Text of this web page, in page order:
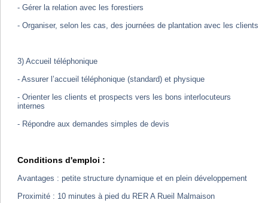
- Gérer la relation avec les forestiers
- Organiser, selon les cas, des journées de plantation avec les clients
3) Accueil téléphonique
- Assurer l’accueil téléphonique (standard) et physique
- Orienter les clients et prospects vers les bons interlocuteurs
internes
- Répondre aux demandes simples de devis
Conditions d'emploi :
Avantages : petite structure dynamique et en plein développement
Proximité : 10 minutes à pied du RER A Rueil Malmaison